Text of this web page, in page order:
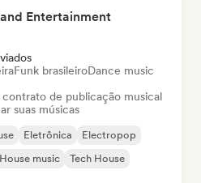
Entertainment
Funk brasileiroDance music
de publicação musical
suas músicas
Eletrônica
Electropop
House music Tech House